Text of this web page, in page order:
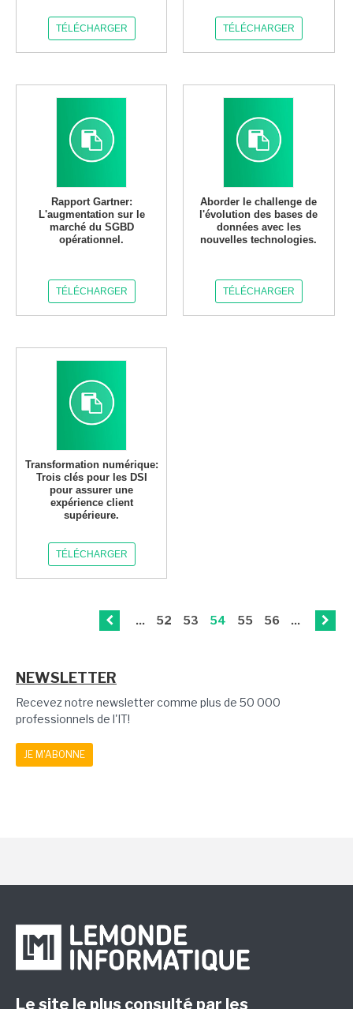
TÉLÉCHARGER TÉLÉCHARGER
Rapport Gartner:
L'augmentation sur le
marché du SGBD
opérationnel.
TÉLÉCHARGER
Aborder le challenge de
l'évolution des bases de
données avec les
nouvelles technologies.
TÉLÉCHARGER
Transformation numérique:
Trois clés pour les DSI
pour assurer une
expérience client
supérieure.
TÉLÉCHARGER
... 52 53 54 55 56 ...
NEWSLETTER
Recevez notre newsletter comme plus de 50 000
professionnels de l'IT!
JE M'ABONNE
Le site le plus consulté par les